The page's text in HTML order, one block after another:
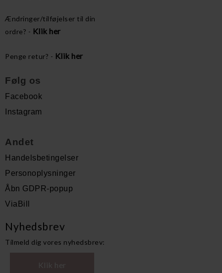
Ændringer/tilføjelser til din
ordre? - Klik her
Penge retur? - Klik her
Følg os
Facebook
Instagram
Andet
Handelsbetingelser
Personoplysninger
Åbn GDPR-popup
ViaBill
Nyhedsbrev
Tilmeld dig vores nyhedsbrev:
Klik her